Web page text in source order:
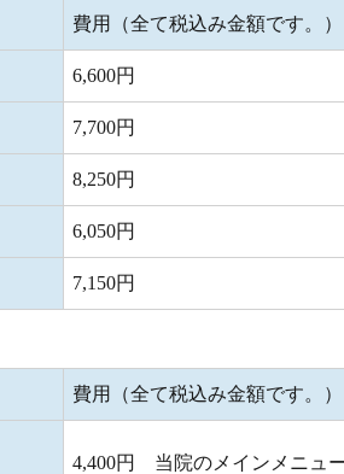
費用（全て税込み金額です。）
6,600円
7,700円
8,250円
6,050円
7,150円
費用（全て税込み金額です。）
4,400円 当院のメインメニュ